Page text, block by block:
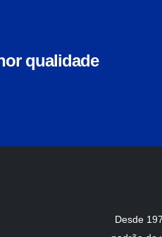
qualidade
Desde